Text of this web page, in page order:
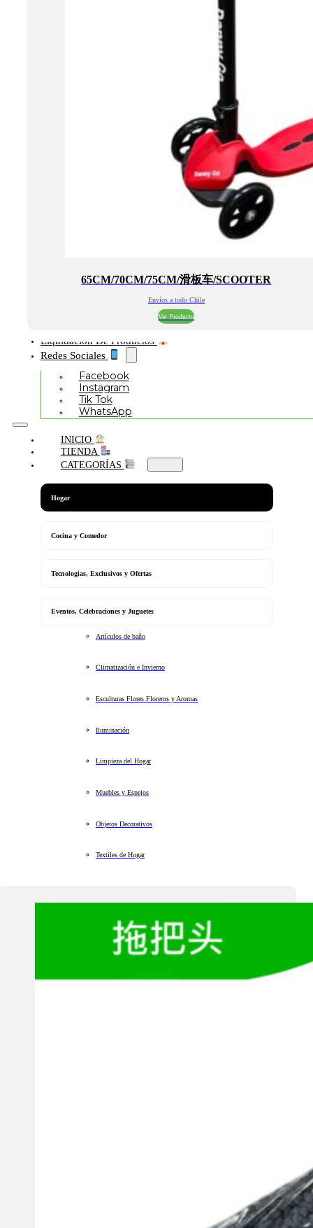
65CM/70CM/75CM/滑板车/SCOOTER
Envíos a todo Chile
Ver Producto
Liquidación De Productos
Redes Sociales
Facebook
Instagram
Tik Tok
WhatsApp
INICIO
TIENDA
CATEGORÍAS
Hogar
Cocina y Comedor
Tecnologias, Exclusivos y Ofertas
Eventos, Celebraciones y Juguetes
Artículos de baño
Climatización e Invierno
Esculturas Flores Floreros y Aromas
Iluminación
Limpieza del Hogar
Muebles y Espejos
Objetos Decorativos
Textiles de Hogar